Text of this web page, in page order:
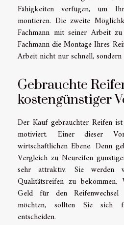
Fähigkeiten verfügen, um
montieren. Die zweite
Fachmann mit seiner Arbeit
Fachmann die Montage Ihres
Arbeit nicht nur schnell,
Gebrauchte
kostengünstiger
Der Kauf gebrauchter Reifen
motiviert. Einer dieser
wirtschaftlichen Ebene. Denn
Vergleich zu Neureifen
sehr attraktiv. Sie werden
Qualitätsreifen zu
Geld für den Reifenwechsel
möchten, sollten Sie sich
entscheiden.